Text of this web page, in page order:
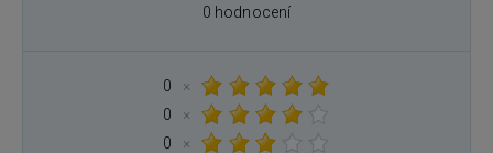
0 hodnocení
0
×
0
×
0
×